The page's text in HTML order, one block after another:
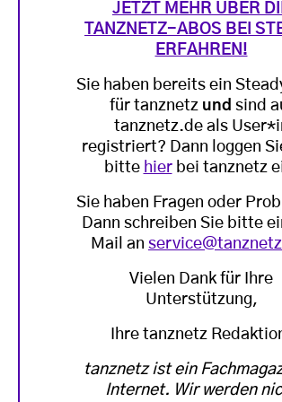
JETZT MEHR ÜBER
TANZNETZ-ABOS BEI
ERFAHREN!
Sie haben bereits ein
für tanznetz und sind
tanznetz.de als
registriert? Dann loggen
bitte hierbei tanznetz
Sie haben Fragen oder
Dann schreiben Sie bitte
Mail an
Vielen Dank für Ihre
Unterstützung,
Ihre tanznetz
tanznetz ist ein
Internet. Wir werden